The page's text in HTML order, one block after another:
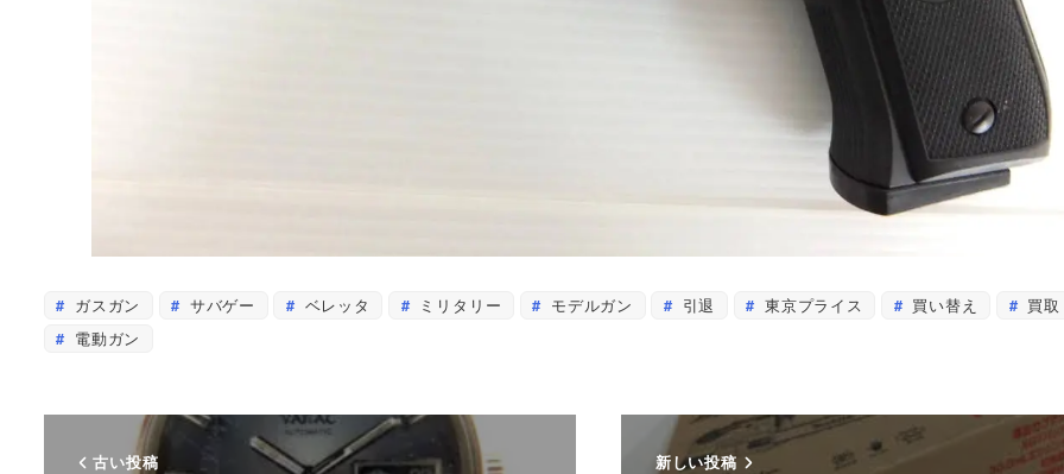
ガスガン サバゲー ベレッタ ミリタリー モデルガン 引退 東京プライス 買い替え
買取
電動ガン
古い投稿 新しい投稿